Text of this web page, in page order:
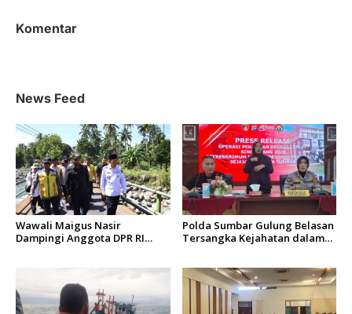
a
p
s
Komentar
News Feed
Wawali Maigus Nasir
Dampingi Anggota DPR RI
Pascabanjir di Pauh
Polda Sumbar Gulung Belasan
Tersangka Kejahatan dalam